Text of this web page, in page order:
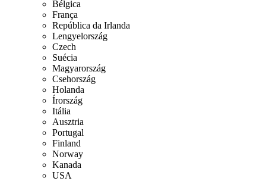
Bélgica
França
República da Irlanda
Lengyelország
Czech
Suécia
Magyarország
Csehország
Holanda
Írország
Itália
Ausztria
Portugal
Finland
Norway
Kanada
USA